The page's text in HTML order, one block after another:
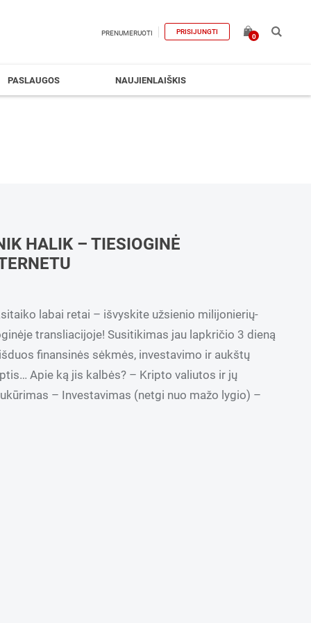
PRENUMERUOTI PRISIJUNGTI
0
PASLAUGOS NAUJIENLAIŠKIS
HALIK – TIESIOGINĖ
labai retai – išvyskite užsienio milijonierių-
transliacijoje! Susitikimas jau lapkričio 3 dieną
finansinės sėkmės, investavimo ir aukštų
Apie ką jis kalbės? – Kripto valiutos ir jų
– Investavimas (netgi nuo mažo lygio) –